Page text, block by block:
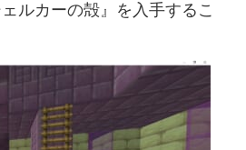
ルカーの殻』を入手するこ